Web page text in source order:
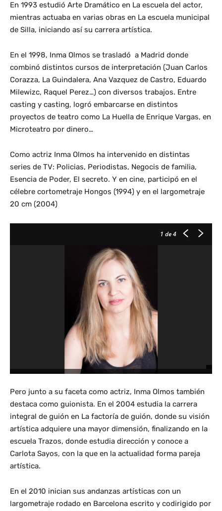
En 1993 estudió Arte Dramático en La escuela del actor,
mientras actuaba en varias obras en La escuela municipal
de Silla, iniciando así su carrera artística.
En el 1998, Inma Olmos se trasladó a Madrid donde
combinó distintos cursos de interpretación (Juan Carlos
Corazza, La Guindalera, Ana Vazquez de Castro, Eduardo
Milewizc, Raquel Perez…) con diversos trabajos. Entre
casting y casting, logró embarcarse en distintos
proyectos de teatro como La Huella de Enrique Vargas, en
Microteatro por dinero…
Como actriz Inma Olmos ha intervenido en distintas
series de TV: Policias, Periodistas, Negocis de familia,
Esencia de Poder, El secreto. Y en cine, participó en el
célebre cortometraje Hongos (1994) y en el largometraje
20 cm (2004)
1 de 4
Pero junto a su faceta como actriz, Inma Olmos también
destaca como guionista. En el 2004 estudia la carrera
integral de guión en La factoría de guión, donde su visión
artística adquiere una mayor dimensión, finalizando en la
escuela Trazos, donde estudia dirección y conoce a
Carlota Sayos, con la que en la actualidad forma pareja
artística.
En el 2010 inician sus andanzas artísticas con un
largometraje rodado en Barcelona escrito y codirigido por